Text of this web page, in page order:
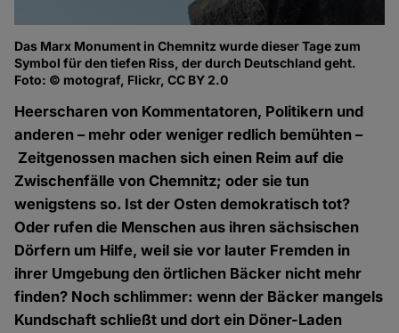
Das Marx Monument in Chemnitz wurde dieser Tage zum
Symbol für den tiefen Riss, der durch Deutschland geht.
Foto: © motograf, Flickr, CC BY 2.0
Heerscharen von Kommentatoren, Politikern und
anderen – mehr oder weniger redlich bemühten –
Zeitgenossen machen sich einen Reim auf die
Zwischenfälle von Chemnitz; oder sie tun
wenigstens so. Ist der Osten demokratisch tot?
Oder rufen die Menschen aus ihren sächsischen
Dörfern um Hilfe, weil sie vor lauter Fremden in
ihrer Umgebung den örtlichen Bäcker nicht mehr
finden? Noch schlimmer: wenn der Bäcker mangels
Kundschaft schließt und dort ein Döner-Laden